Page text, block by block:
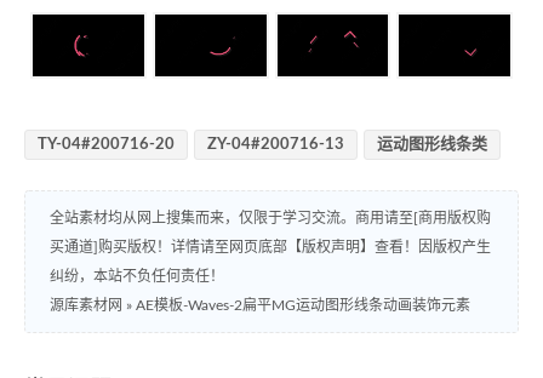
TY-04#200716-20 ZY-04#200716-13 运动图形线条类
全站素材均从网上搜集而来，仅限于学习交流。商用请至[商用版权购
买通道]购买版权！详情请至网页底部【版权声明】查看！因版权产生
纠纷，本站不负任何责任！
源库素材网 » AE模板-Waves-2扁平MG运动图形线条动画装饰元素